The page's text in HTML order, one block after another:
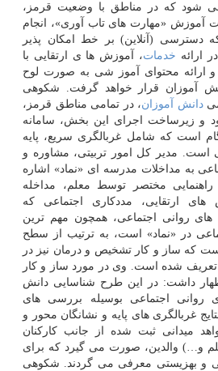
شود که در مناطق با وضعیت قرمز،
آموزش «مهارت های تاب آوری»، انجام
(آنلاین) بر خط امکان پذیر
ارائه خدمات، آموزش ها ی ارتقایی با
و ارائه محتوای آموز شی به صورت لوح
آموزان قرار خواهد گرفت. شکوهی
دانش آموزان، در تمامی مناطق قرمز،
و زیرساخت اجرای این بخش، سامانه
است که شامل غربالگری سریع، پایه
است. مدیر کل امور تربیتی، مشاوره و
به مداخلات مدرسه ای «نماد» اشاره
مختصر توسط معلم، مداخله
های ارتقایی، مددکاری اجتماعی که
روانی اجتماعی، همچون مهم ترین
در «نماد» است، به ترتیب از سطح
که ساز و کار تشخیص و درمان نیز در
شده است. وی در مورد ساز و کار
داشت: در این طرح شناسایی دانش
روانی اجتماعی بوسیله بررسی های
غربالگری های پایه و نشانگان محور و
میدانی ثبت شده از جانب کارکنان
و…) والدین، صورت می گیرد که برای
و بهزیستی معرفی می گردند. شکوهی